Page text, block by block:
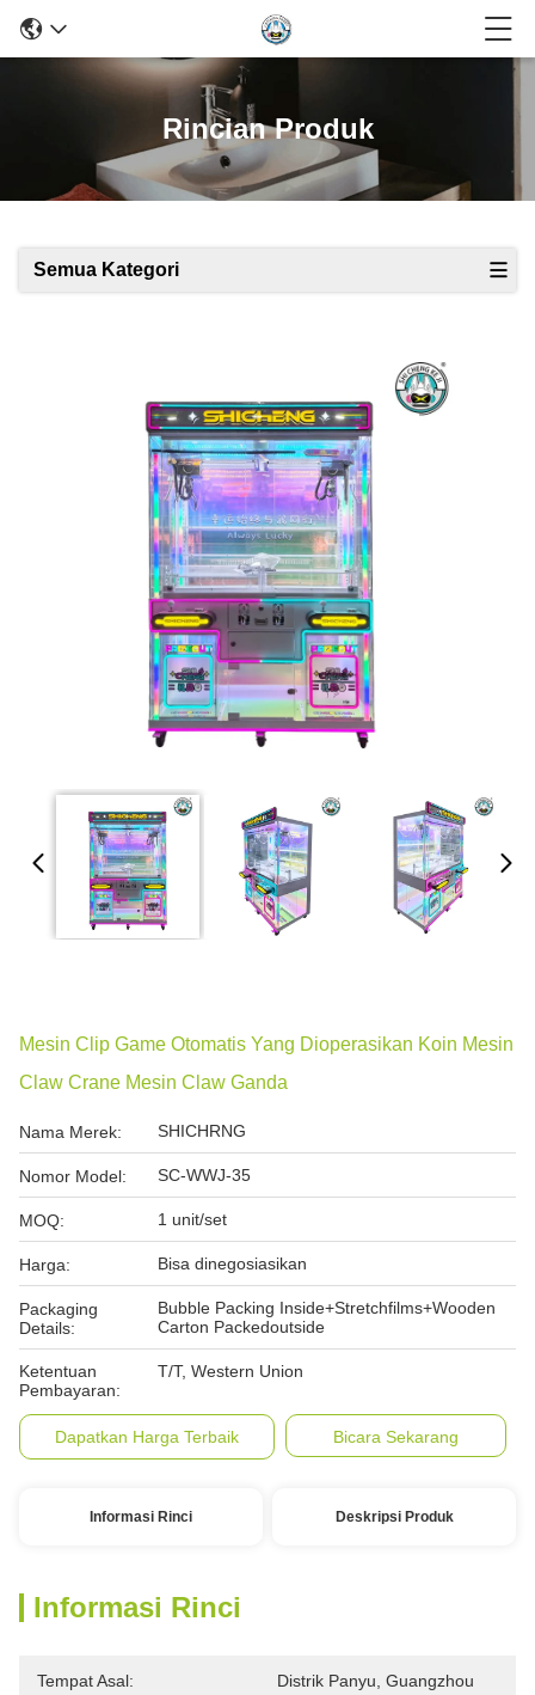
Rincian Produk
Semua Kategori
Mesin Clip Game Otomatis Yang Dioperasikan Koin Mesin
Claw Crane Mesin Claw Ganda
Nama Merek: SHICHRNG
Nomor Model: SC-WWJ-35
MOQ: 1 unit/set
Harga: Bisa dinegosiasikan
Packaging
Details:
Bubble Packing Inside+Stretchfilms+Wooden
Carton Packedoutside
Ketentuan
Pembayaran:
T/T, Western Union
Dapatkan Harga Terbaik Bicara Sekarang
Informasi Rinci Deskripsi Produk
Informasi Rinci
Tempat Asal: Distrik Panyu, Guangzhou